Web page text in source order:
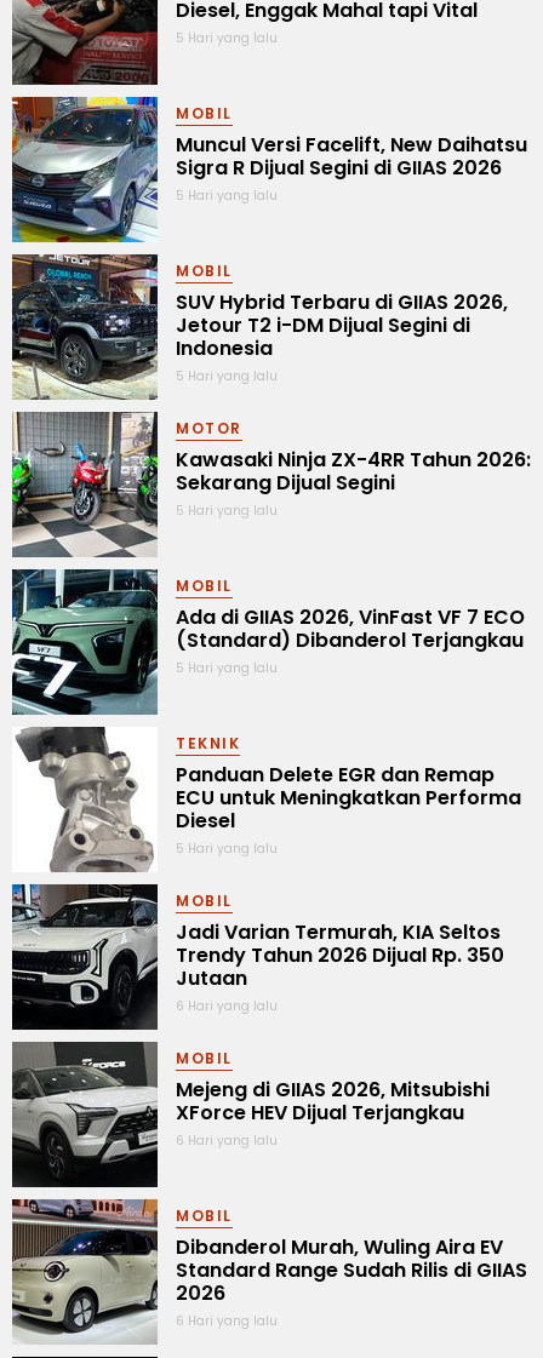
Diesel, Enggak Mahal tapi Vital
5 Hari yang lalu
MOBIL
Muncul Versi Facelift, New Daihatsu
Sigra R Dijual Segini di GIIAS 2026
5 Hari yang lalu
MOBIL
SUV Hybrid Terbaru di GIIAS 2026,
Jetour T2 i-DM Dijual Segini di
Indonesia
5 Hari yang lalu
MOTOR
Kawasaki Ninja ZX-4RR Tahun 2026:
Sekarang Dijual Segini
5 Hari yang lalu
MOBIL
Ada di GIIAS 2026, VinFast VF 7 ECO
(Standard) Dibanderol Terjangkau
5 Hari yang lalu
TEKNIK
Panduan Delete EGR dan Remap
ECU untuk Meningkatkan Performa
Diesel
5 Hari yang lalu
MOBIL
Jadi Varian Termurah, KIA Seltos
Trendy Tahun 2026 Dijual Rp. 350
Jutaan
6 Hari yang lalu
MOBIL
Mejeng di GIIAS 2026, Mitsubishi
XForce HEV Dijual Terjangkau
6 Hari yang lalu
MOBIL
Dibanderol Murah, Wuling Aira EV
Standard Range Sudah Rilis di GIIAS
2026
6 Hari yang lalu